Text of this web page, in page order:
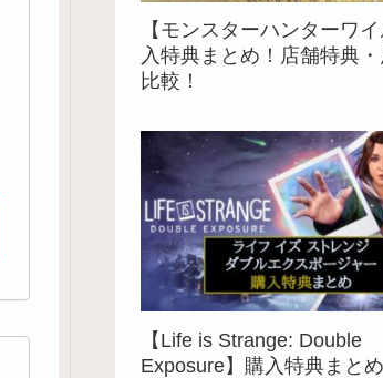
【モンスターハンターワ
入特典まとめ！店舗特典
比較！
【Life is Strange: Double
Exposure】購入特典まと